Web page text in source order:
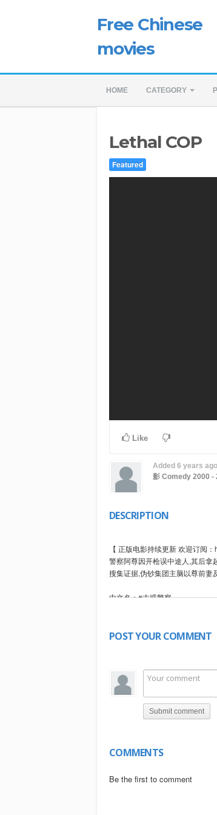
Free Chinese
movies
HOME CATEGORY
Lethal COP
Featured
Like
Added 6 years ago
影 Comedy 2000 -
DESCRIPTION
【 正版电影持续更新 欢迎订阅
警察阿尊因开枪误中途人,其后拿
搜集证据,伪钞集团主脑以尊前
中文名：#古惑警察
导 演：王秋雨
上映时间：2003年
类 型：动作 / 喜剧
♥♥ 欢迎订阅捷成华视官方频道 ♥♥
【 捷成华视—偶像剧场：https://
【 捷成华视—动漫少儿：https://
POST YOUR COMMENT
Submit comment
COMMENTS
Be the first to comment